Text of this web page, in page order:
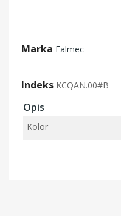
Marka Falmec
Indeks KCQAN.00#B
Opis
Kolor